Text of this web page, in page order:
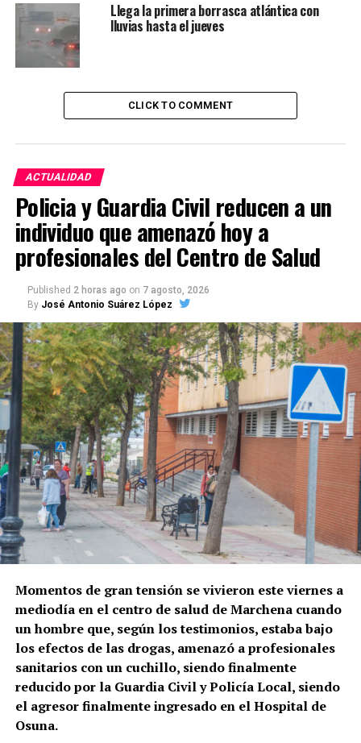
Llega la primera borrasca atlántica con
lluvias hasta el jueves
CLICK TO COMMENT
ACTUALIDAD
Policia y Guardia Civil reducen a un
individuo que amenazó hoy a
profesionales del Centro de Salud
Published 2 horas ago on 7 agosto, 2026
By José Antonio Suárez López
Momentos de gran tensión se vivieron este viernes a
mediodía en el centro de salud de Marchena cuando
un hombre que, según los testimonios, estaba bajo
los efectos de las drogas, amenazó a profesionales
sanitarios con un cuchillo, siendo finalmente
reducido por la Guardia Civil y Policía Local, siendo
el agresor finalmente ingresado en el Hospital de
Osuna.